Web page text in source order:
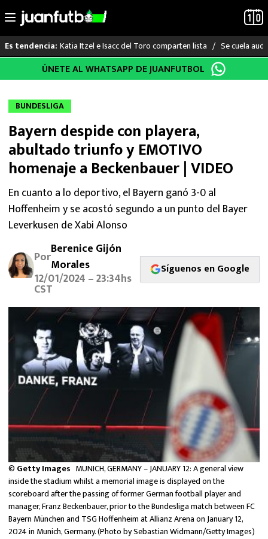
al
Es tendencia: Katia Itzel e Isacc del Toro comparten lista Se cuela
LO ÚLTIMO
LIGA MX
RAYADOS
PUMAS
ATLANTE
SELECCIÓN MEXICANA
FUTBOL INTERNACIONAL
MEXICANOS EN EL EXTRANJERO
FUTBOL ESTUFA
FÓRMULA 1
BOXEO
LIGA MX
NFL
ÚNETE AL WHATSAPP DE JUANFUTBOL
BUNDESLIGA
Bayern despide con playera,
abultado triunfo y EMOTIVO
homenaje a Beckenbauer | VIDEO
En cuanto a lo deportivo, el Bayern ganó 3-0 al
Hoffenheim y se acostó segundo a un punto del Bayer
Leverkusen de Xabi Alonso
PorBerenice Gijón
Morales
12/01/2024 – 23:34hs
CST
Síguenos en Google
© Getty Images MUNICH, GERMANY – JANUARY 12: A general view
inside the stadium whilst a memorial image is displayed on the
scoreboard after the passing of former German football player and
manager, Franz Beckenbauer, prior to the Bundesliga match between FC
Bayern München and TSG Hoffenheim at Allianz Arena on January 12,
2024 in Munich, Germany. (Photo by Sebastian Widmann/Getty Images)